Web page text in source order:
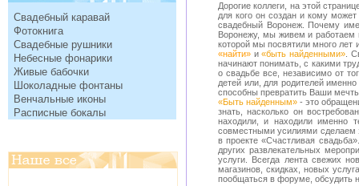
Свадебный каравай
Фотокнига
Свадебные рушники
Небесные фонарики
Живые бабочки
Шоколадные фонтаны
Венчальные иконы
Расписные бокалы
Дорогие коллеги, на этой
для кого он создан и кому
свадебный Воронеж. Почему
Воронежу, мы живем и работаем
которой мы посвятили много лет
«найти» и«быть найденными».
начинают понимать, с какими
о свадьбе все, независимо от
детей или, для родителей
способны превратить Ваши
«Быть найденным» - это
знать, насколько он
находили, и находили именно
совместными усилиями сделаем
в проекте «Счастливая
других развлекательных
услуги. Всегда лента свежих
магазинов, скидках, новых
пообщаться в форуме, обсудить